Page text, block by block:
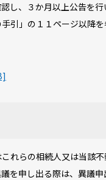
し、３か月以上公告を行
」の１１ページ以降を
れらの相続人又は当該
を申し出る際は、異議